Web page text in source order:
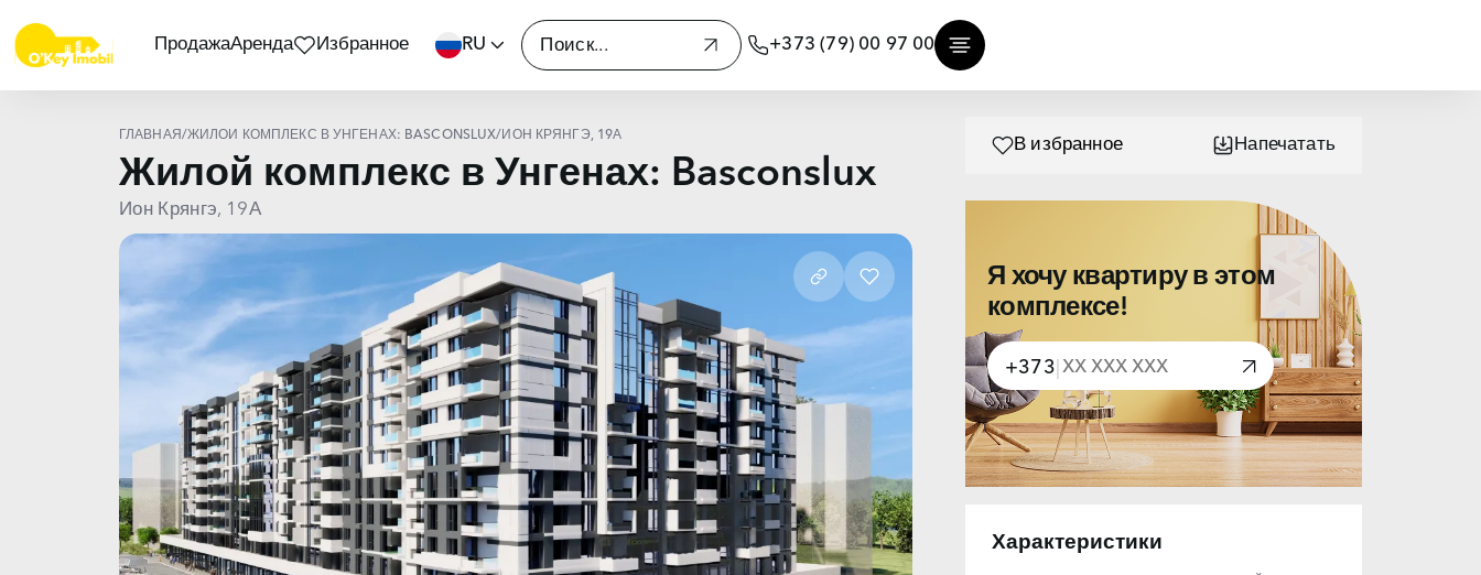
ПродажаАренда Избранное RU +373 (79) 00 97 00
ГЛАВНАЯ/ЖИЛОЙ КОМПЛЕКС В УНГЕНАХ: BASCONSLUX/ ИОН КРЯНГЭ, 19А
Жилой комплекс в Унгенах: Basconslux
Ион Крянгэ, 19А
В избранное Напечатать
Я хочу квартиру в этом
комплексе!
+373
Характеристики